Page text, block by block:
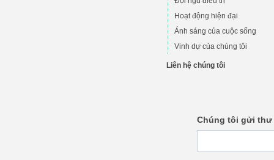
Hoạt động hiện đại
Ánh sáng của cuộc sống
Vinh dự của chúng tôi
Liên hệ chúng tôi
Chúng tôi gửi